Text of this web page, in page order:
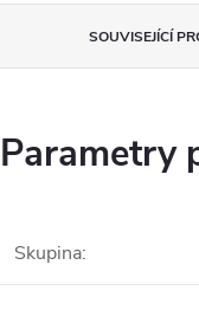
SOUVISEJÍCÍ
Parametry
Skupina: